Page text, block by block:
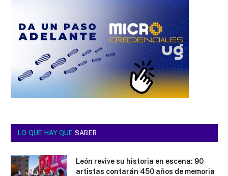
LO QUE HAY QUE SABER
León revive su historia en escena: 90
artistas contarán 450 años de memoria